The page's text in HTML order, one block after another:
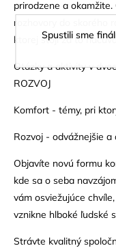
Spustili sme
prirodzene a
rozhovory do skorého
ktorej stojí za to
Otázky a aktivity v
ROZVOJ
Komfort - témy, pri
Rozvoj - odvážnejšie
Objavíte novú formu
kde sa o seba
vám osviežujúce
vznikne hlboké ľudské
Strávte kvalitný